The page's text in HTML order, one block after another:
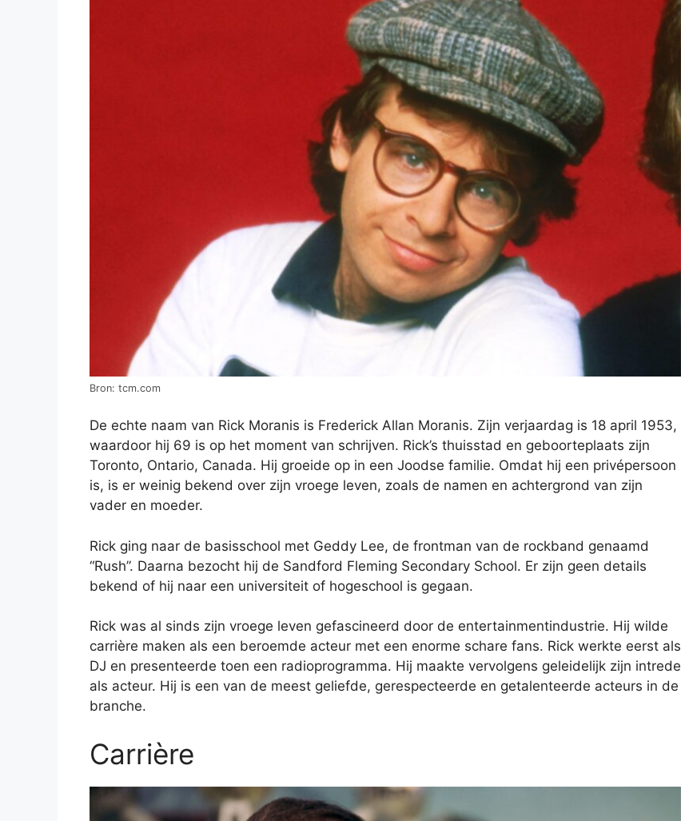
Bron: tcm.com
De echte naam van Rick Moranis is Frederick Allan Moranis. Zijn verjaardag is 18 april 1953,
waardoor hij 69 is op het moment van schrijven. Rick’s thuisstad en geboorteplaats zijn
Toronto, Ontario, Canada. Hij groeide op in een Joodse familie. Omdat hij een privépersoon
is, is er weinig bekend over zijn vroege leven, zoals de namen en achtergrond van zijn
vader en moeder.
Rick ging naar de basisschool met Geddy Lee, de frontman van de rockband genaamd
“Rush”. Daarna bezocht hij de Sandford Fleming Secondary School. Er zijn geen details
bekend of hij naar een universiteit of hogeschool is gegaan.
Rick was al sinds zijn vroege leven gefascineerd door de entertainmentindustrie. Hij wilde
carrière maken als een beroemde acteur met een enorme schare fans. Rick werkte eerst als
DJ en presenteerde toen een radioprogramma. Hij maakte vervolgens geleidelijk zijn intrede
als acteur. Hij is een van de meest geliefde, gerespecteerde en getalenteerde acteurs in de
branche.
Carrière